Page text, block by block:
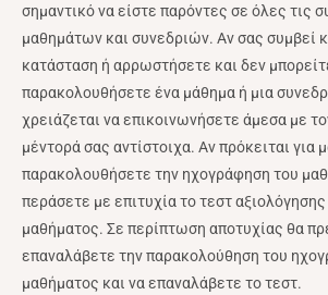
σημαντικό να είστε παρόντες σε όλες τις
μαθημάτων και συνεδριών. Αν σας συμβεί
κατάσταση ή αρρωστήσετε και δεν
παρακολουθήσετε ένα μάθημα ή μια
χρειάζεται να επικοινωνήσετε άμεσα με
μέντορά σας αντίστοιχα. Αν πρόκειται για
παρακολουθήσετε την ηχογράφηση του
περάσετε με επιτυχία το τεστ
μαθήματος. Σε περίπτωση αποτυχίας θα
επαναλάβετε την παρακολούθηση του
μαθήματος και να επαναλάβετε το τεστ.